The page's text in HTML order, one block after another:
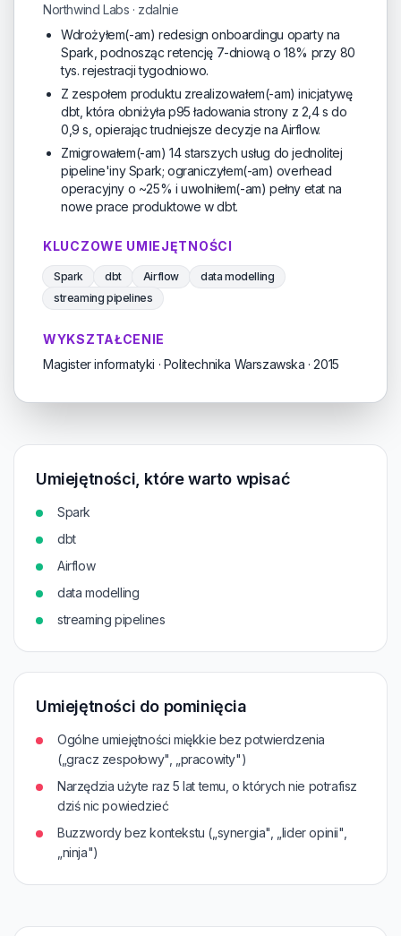
Northwind Labs · zdalnie
Wdrożyłem(-am) redesign onboardingu oparty na
Spark, podnosząc retencję 7-dniową o 18% przy 80
tys. rejestracji tygodniowo.
Z zespołem produktu zrealizowałem(-am) inicjatywę
dbt, która obniżyła p95 ładowania strony z 2,4 s do
0,9 s, opierając trudniejsze decyzje na Airflow.
Zmigrowałem(-am) 14 starszych usług do jednolitej
pipeline'iny Spark; ograniczyłem(-am) overhead
operacyjny o ~25% i uwolniłem(-am) pełny etat na
nowe prace produktowe w dbt.
KLUCZOWE UMIEJĘTNOŚCI
Spark dbt Airflow
data modelling
streaming pipelines
WYKSZTAŁCENIE
Magister informatyki · Politechnika Warszawska · 2015
Umiejętności, które warto wpisać
Spark
dbt
Airflow
data modelling
streaming pipelines
Umiejętności do pominięcia
Ogólne umiejętności miękkie bez potwierdzenia
(„gracz zespołowy", „pracowity")
Narzędzia użyte raz 5 lat temu, o których nie potrafisz
dziś nic powiedzieć
Buzzwordy bez kontekstu („synergia", „lider opinii",
„ninja")